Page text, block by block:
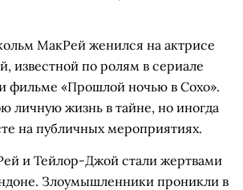
МакРей женился на актрисе
известной по ролям в сериале
фильме «Прошлой ночью в Сохо».
личную жизнь в тайне, но иногда
на публичных мероприятиях.
и Тейлор-Джой стали жертвами
Злоумышленники проникли в